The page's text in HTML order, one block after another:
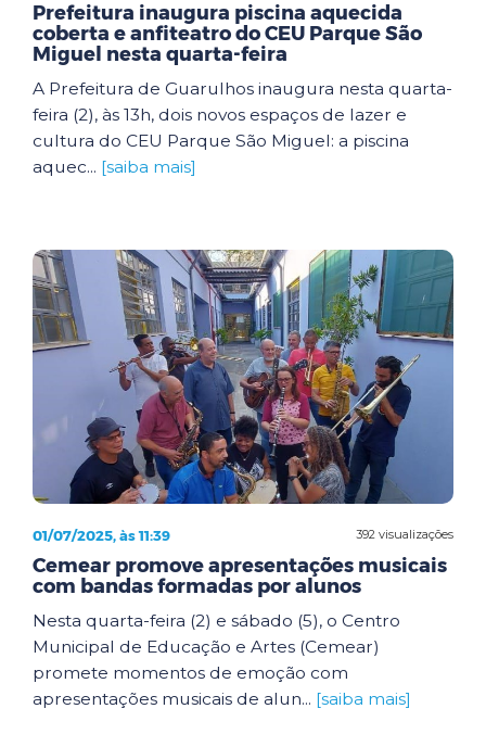
Prefeitura inaugura piscina aquecida
coberta e anfiteatro do CEU Parque São
Miguel nesta quarta-feira
A Prefeitura de Guarulhos inaugura nesta quarta-
feira (2), às 13h, dois novos espaços de lazer e
cultura do CEU Parque São Miguel: a piscina
aquec... [saiba mais]
392 visualizações
01/07/2025, às 11:39
Cemear promove apresentações musicais
com bandas formadas por alunos
Nesta quarta-feira (2) e sábado (5), o Centro
Municipal de Educação e Artes (Cemear)
promete momentos de emoção com
apresentações musicais de alun... [saiba mais]